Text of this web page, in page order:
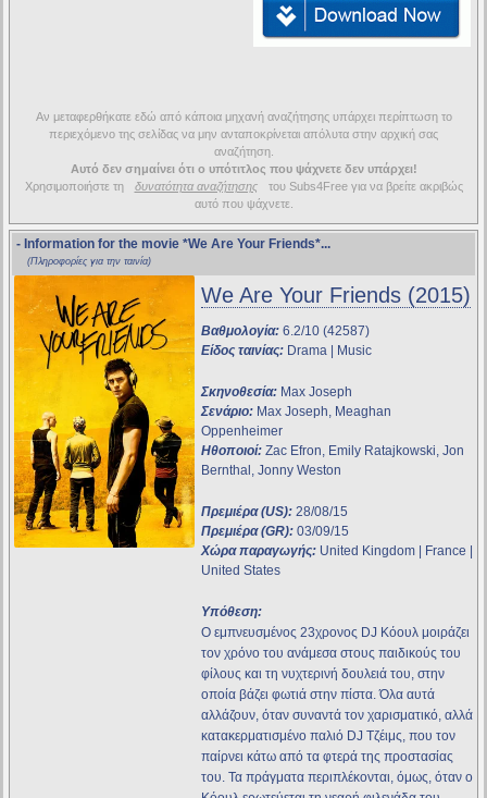
Αν μεταφερθήκατε εδώ από κάποια μηχανή αναζήτησης υπάρχει περίπτωση το
περιεχόμενο της σελίδας να μην ανταποκρίνεται απόλυτα στην αρχική σας
αναζήτηση.
Αυτό δεν σημαίνει ότι ο υπότιτλος που ψάχνετε δεν υπάρχει!
Χρησιμοποιήστε τη
δυνατότητα αναζήτησης
του Subs4Free για να βρείτε ακριβώς
αυτό που ψάχνετε.
- Information for the movie *We Are Your Friends*...
(Πληροφορίες για την ταινία)
We Are Your Friends (2015)
Βαθμολογία: 6.2/10 (42587)
Είδος ταινίας: Drama | Music
Σκηνοθεσία: Max Joseph
Σενάριο: Max Joseph, Meaghan
Oppenheimer
Ηθοποιοί: Zac Efron, Emily Ratajkowski, Jon
Bernthal, Jonny Weston
Πρεμιέρα (US): 28/08/15
Πρεμιέρα (GR): 03/09/15
Χώρα παραγωγής: United Kingdom | France |
United States
Υπόθεση:
Ο εμπνευσμένος 23χρονος DJ Κόουλ μοιράζει
τον χρόνο του ανάμεσα στους παιδικούς του
φίλους και τη νυχτερινή δουλειά του, στην
οποία βάζει φωτιά στην πίστα. Όλα αυτά
αλλάζουν, όταν συναντά τον χαρισματικό, αλλά
κατακερματισμένο παλιό DJ Τζέιμς, που τον
παίρνει κάτω από τα φτερά της προστασίας
του. Τα πράγματα περιπλέκονται, όμως, όταν ο